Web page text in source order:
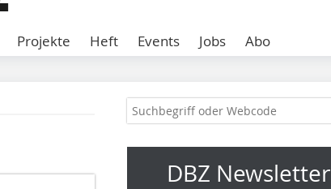
Projekte Heft Events Jobs Abo
DBZ Newsletter